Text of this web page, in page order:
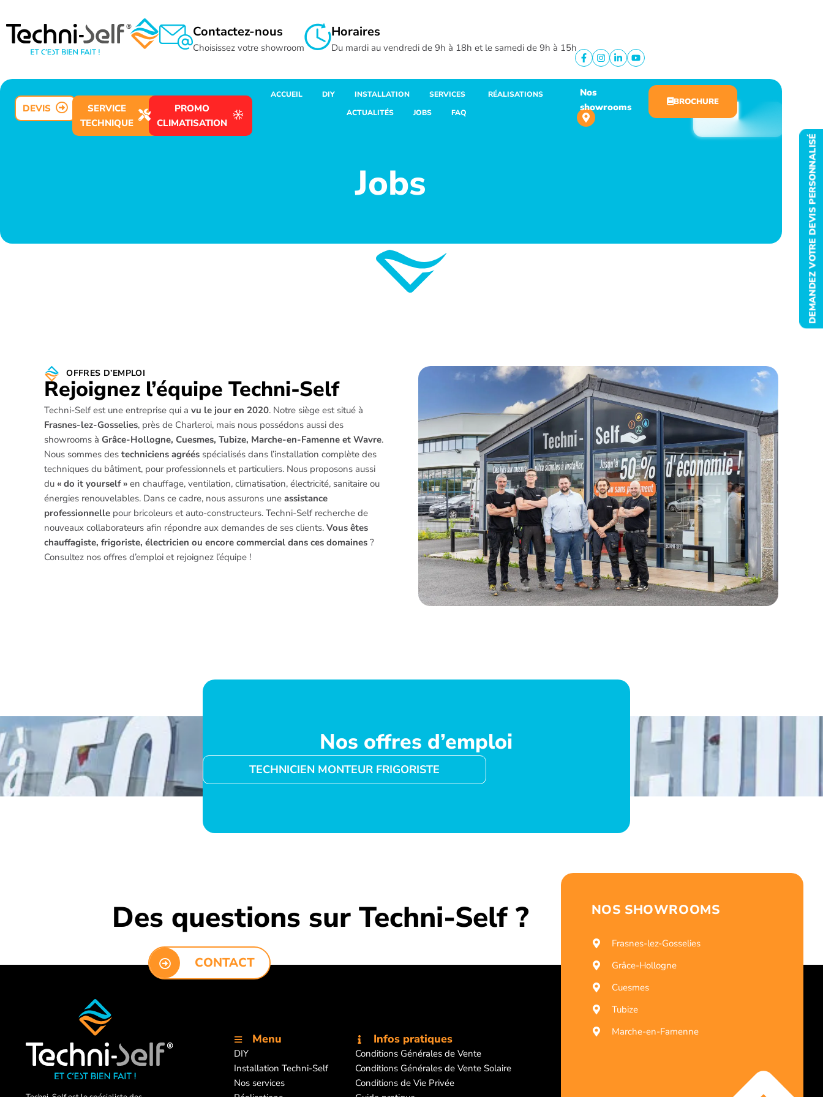
Contactez-nous
Choisissez votre showroom
Horaires
Du mardi au vendredi de 9h à 18h et le samedi de 9h à 15h
DEMANDEZ VOTRE DEVIS PERSONNALISÉ
DEVIS
SERVICE
TECHNIQUE
PROMO
CLIMATISATION
ACCUEIL DIY INSTALLATION SERVICES
RÉALISATIONS
ACTUALITÉS
JOBS FAQ
Nos
showrooms
BROCHURE
Jobs
OFFRES D’EMPLOI
Rejoignez l’équipe Techni-Self
Techni-Self est une entreprise qui a vu le jour en 2020. Notre siège est situé à
Frasnes-lez-Gosselies, près de Charleroi, mais nous possédons aussi des
showrooms à Grâce-Hollogne, Cuesmes, Tubize, Marche-en-Famenne et Wavre.
Nous sommes des techniciens agréés spécialisés dans l’installation complète des
techniques du bâtiment, pour professionnels et particuliers. Nous proposons aussi
du « do it yourself » en chauffage, ventilation, climatisation, électricité, sanitaire ou
énergies renouvelables. Dans ce cadre, nous assurons une assistance
professionnelle pour bricoleurs et auto-constructeurs. Techni-Self recherche de
nouveaux collaborateurs afin répondre aux demandes de ses clients. Vous êtes
chauffagiste, frigoriste, électricien ou encore commercial dans ces domaines ?
Consultez nos offres d’emploi et rejoignez l’équipe !
Nos offres d’emploi
TECHNICIEN MONTEUR FRIGORISTE
Des questions sur Techni-Self ?
CONTACT
Menu
DIY
Installation Techni-Self
Nos services
Infos pratiques
Conditions Générales de Vente
Conditions Générales de Vente Solaire
Conditions de Vie Privée
NOS SHOWROOMS
Frasnes-lez-Gosselies
Grâce-Hollogne
Cuesmes
Tubize
Marche-en-Famenne